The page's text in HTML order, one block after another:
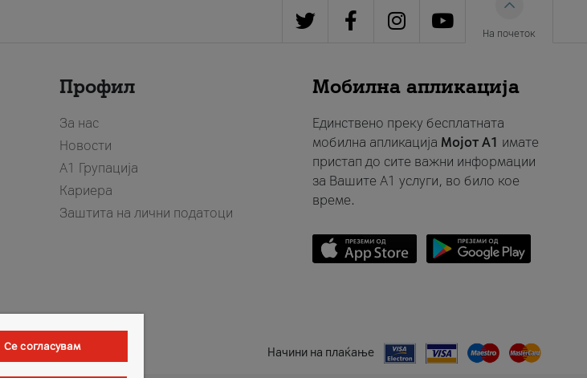
На почеток
Профил
За нас
Новости
А1 Групација
Кариера
Заштита на лични податоци
Мобилна апликација
Единствено преку бесплатната
мобилна апликација Мојот A1 имате
пристап до сите важни информации
за Вашите A1 услуги, во било кое
време.
Начини на плаќање
Се согласувам